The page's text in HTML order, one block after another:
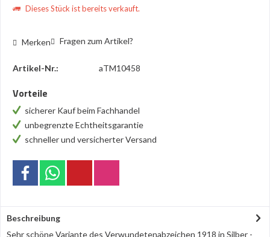
Dieses Stück ist bereits verkauft.
Merken Fragen zum Artikel?
Artikel-Nr.: aTM10458
Vorteile
sicherer Kauf beim Fachhandel
unbegrenzte Echtheitsgarantie
schneller und versicherter Versand
Beschreibung
Sehr schöne Variante des Verwundetenabzeichen 1918 in Silber -